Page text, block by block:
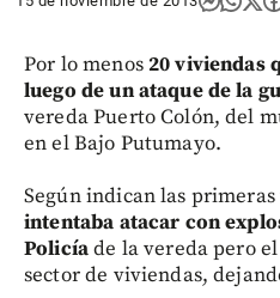
Por lo menos20 viviendas
luego de un ataque de la
vereda Puerto Colón, del
en el Bajo Putumayo.
Según indican las primeras
intentaba atacar con
Policíade la vereda pero
sector de viviendas,